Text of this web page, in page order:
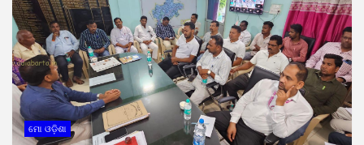
ମୋ ଓଡ଼ିଶା